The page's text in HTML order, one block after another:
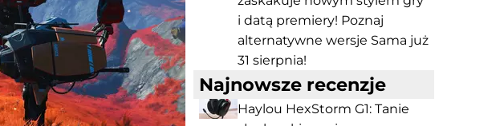
i datą premiery! Poznaj
alternatywne wersje Sama już
31 sierpnia!
Najnowsze recenzje
Haylou HexStorm G1: Tanie